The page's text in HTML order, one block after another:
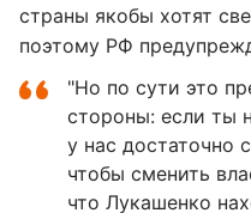
страны якобы хотят
поэтому РФ
"Но по сути это
стороны: если ты
у нас достаточно
чтобы сменить
что Лукашенко